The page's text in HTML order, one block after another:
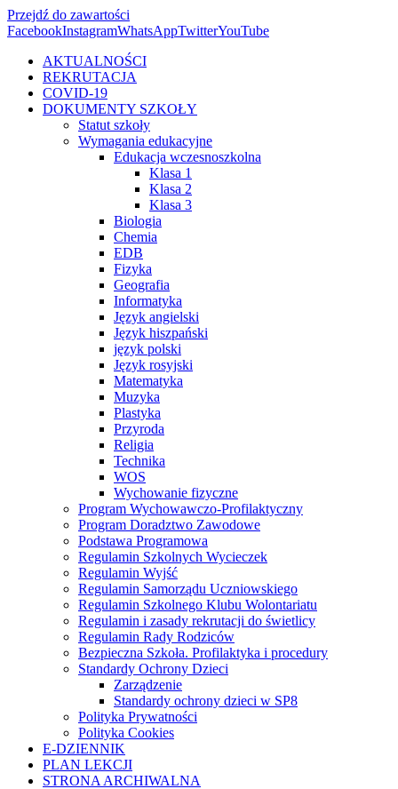
Przejdź do zawartości
FacebookInstagramWhatsAppTwitterYouTube
AKTUALNOŚCI
REKRUTACJA
COVID-19
DOKUMENTY SZKOŁY
Statut szkoły
Wymagania edukacyjne
Edukacja wczesnoszkolna
Klasa 1
Klasa 2
Klasa 3
Biologia
Chemia
EDB
Fizyka
Geografia
Informatyka
Język angielski
Język hiszpański
język polski
Język rosyjski
Matematyka
Muzyka
Plastyka
Przyroda
Religia
Technika
WOS
Wychowanie fizyczne
Program Wychowawczo-Profilaktyczny
Program Doradztwo Zawodowe
Podstawa Programowa
Regulamin Szkolnych Wycieczek
Regulamin Wyjść
Regulamin Samorządu Uczniowskiego
Regulamin Szkolnego Klubu Wolontariatu
Regulamin i zasady rekrutacji do świetlicy
Regulamin Rady Rodziców
Bezpieczna Szkoła. Profilaktyka i procedury
Standardy Ochrony Dzieci
Zarządzenie
Standardy ochrony dzieci w SP8
Polityka Prywatności
Polityka Cookies
E-DZIENNIK
PLAN LEKCJI
STRONA ARCHIWALNA